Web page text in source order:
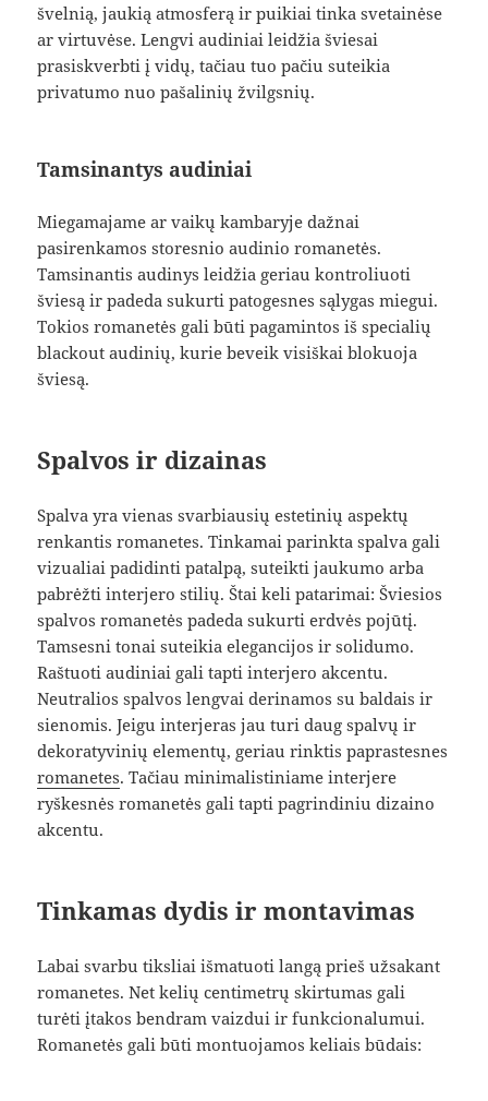
švelnią, jaukią atmosferą ir puikiai tinka svetainėse
ar virtuvėse. Lengvi audiniai leidžia šviesai
prasiskverbti į vidų, tačiau tuo pačiu suteikia
privatumo nuo pašalinių žvilgsnių.
Tamsinantys audiniai
Miegamajame ar vaikų kambaryje dažnai
pasirenkamos storesnio audinio romanetės.
Tamsinantis audinys leidžia geriau kontroliuoti
šviesą ir padeda sukurti patogesnes sąlygas miegui.
Tokios romanetės gali būti pagamintos iš specialių
blackout audinių, kurie beveik visiškai blokuoja
šviesą.
Spalvos ir dizainas
Spalva yra vienas svarbiausių estetinių aspektų
renkantis romanetes. Tinkamai parinkta spalva gali
vizualiai padidinti patalpą, suteikti jaukumo arba
pabrėžti interjero stilių. Štai keli patarimai: Šviesios
spalvos romanetės padeda sukurti erdvės pojūtį.
Tamsesni tonai suteikia elegancijos ir solidumo.
Raštuoti audiniai gali tapti interjero akcentu.
Neutralios spalvos lengvai derinamos su baldais ir
sienomis. Jeigu interjeras jau turi daug spalvų ir
dekoratyvinių elementų, geriau rinktis paprastesnes
romanetes. Tačiau minimalistiniame interjere
ryškesnės romanetės gali tapti pagrindiniu dizaino
akcentu.
Tinkamas dydis ir montavimas
Labai svarbu tiksliai išmatuoti langą prieš užsakant
romanetes. Net kelių centimetrų skirtumas gali
turėti įtakos bendram vaizdui ir funkcionalumui.
Romanetės gali būti montuojamos keliais būdais: